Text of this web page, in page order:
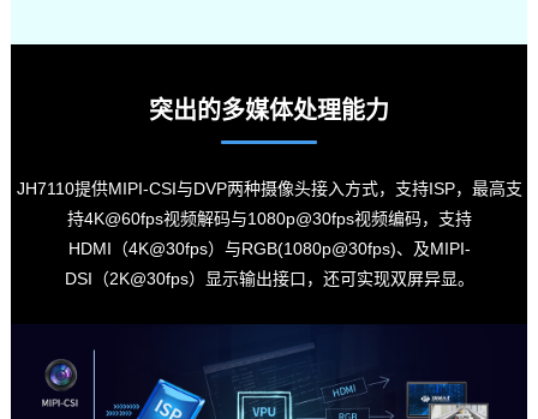
突出的多媒体处理能力
JH7110提供MIPI-CSI与DVP两种摄像头接入方式，支持ISP，最高支
持4K@60fps视频解码与1080p@30fps视频编码，支持
HDMI（4K@30fps）与RGB(1080p@30fps)、及MIPI-
DSI（2K@30fps）显示输出接口，还可实现双屏异显。